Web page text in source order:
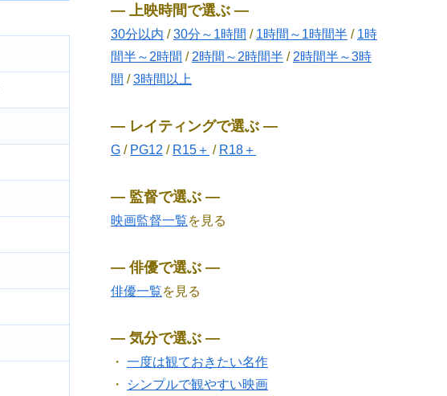
― 上映時間で選ぶ ―
30分以内 /30分～1時間 / 1時間～1時間半 / 1時
間半～2時間 / 2時間～2時間半 / 2時間半～3時
間 /3時間以上
― レイティングで選ぶ ―
G / PG12 / R15＋ / R18＋
― 監督で選ぶ ―
映画監督一覧を見る
― 俳優で選ぶ ―
俳優一覧を見る
― 気分で選ぶ ―
・ 一度は観ておきたい名作
・
シンプルで観やすい映画